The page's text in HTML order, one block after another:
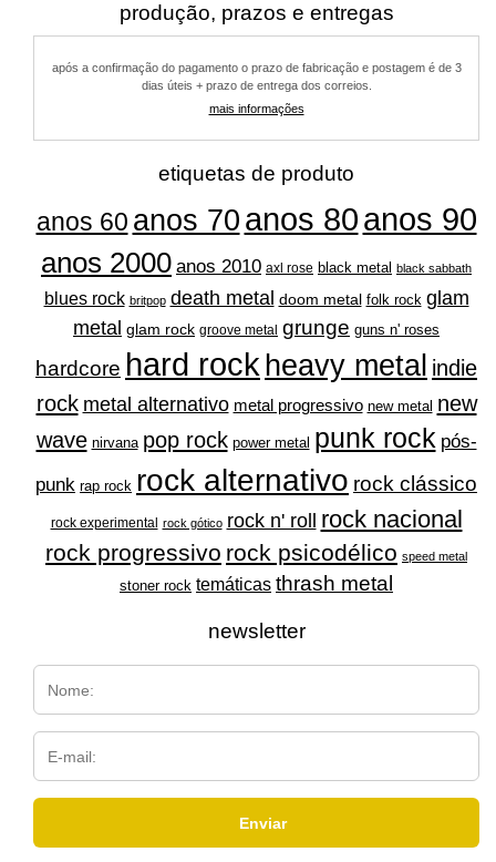
produção, prazos e entregas
após a confirmação do pagamento o prazo de fabricação e postagem é de 3
dias úteis + prazo de entrega dos correios.
mais informações
etiquetas de produto
anos 60 anos 70 anos 80anos 90
anos 2000 anos 2010 axl rose black metal black sabbath
blues rock britpop death metal doom metal folk rock glam
metal glam rock groove metal grunge guns n' roses
hardcore hard rock heavy metal indie
rock metal alternativo metal progressivo new metal new
wave nirvana pop rock power metal punk rock pós-
punk rap rock rock alternativo rock clássico
rock experimental rock gótico rock n' roll rock nacional
rock progressivo rock psicodélico speed metal
stoner rock temáticas thrash metal
newsletter